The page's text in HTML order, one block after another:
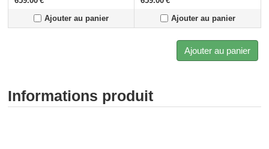
Ajouter au panier
Ajouter au panier
Ajouter au panier
Informations produit